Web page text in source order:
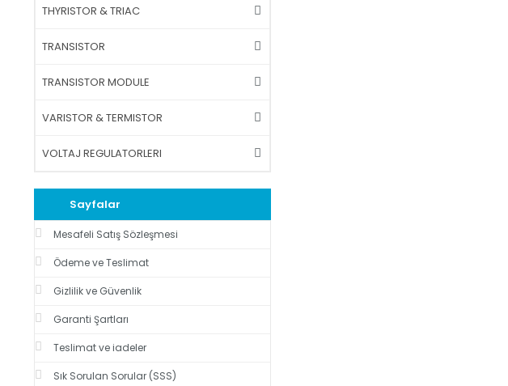
THYRISTOR & TRIAC
TRANSISTOR
TRANSISTOR MODULE
VARISTOR & TERMISTOR
VOLTAJ REGULATORLERI
Sayfalar
Mesafeli Satış Sözleşmesi
Ödeme ve Teslimat
Gizlilik ve Güvenlik
Garanti Şartları
Teslimat ve iadeler
Sık Sorulan Sorular (SSS)